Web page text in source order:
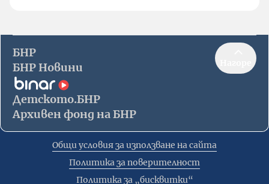
БНР
БНР Новини
Детското.БНР
Архивен фонд на БНР
Общи условия за използване на сайта
Политика за поверителност
Политика за „бисквитки“